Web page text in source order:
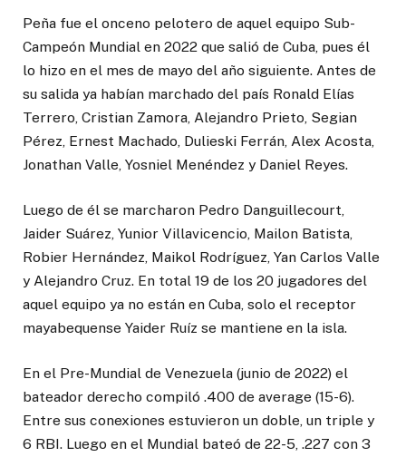
Peña fue el onceno pelotero de aquel equipo Sub-
Campeón Mundial en 2022 que salió de Cuba, pues él
lo hizo en el mes de mayo del año siguiente. Antes de
su salida ya habían marchado del país Ronald Elías
Terrero, Cristian Zamora, Alejandro Prieto, Segian
Pérez, Ernest Machado, Dulieski Ferrán, Alex Acosta,
Jonathan Valle, Yosniel Menéndez y Daniel Reyes.
Luego de él se marcharon Pedro Danguillecourt,
Jaider Suárez, Yunior Villavicencio, Mailon Batista,
Robier Hernández, Maikol Rodríguez, Yan Carlos Valle
y Alejandro Cruz. En total 19 de los 20 jugadores del
aquel equipo ya no están en Cuba, solo el receptor
mayabequense Yaider Ruíz se mantiene en la isla.
En el Pre-Mundial de Venezuela (junio de 2022) el
bateador derecho compiló .400 de average (15-6).
Entre sus conexiones estuvieron un doble, un triple y
6 RBI. Luego en el Mundial bateó de 22-5, .227 con 3